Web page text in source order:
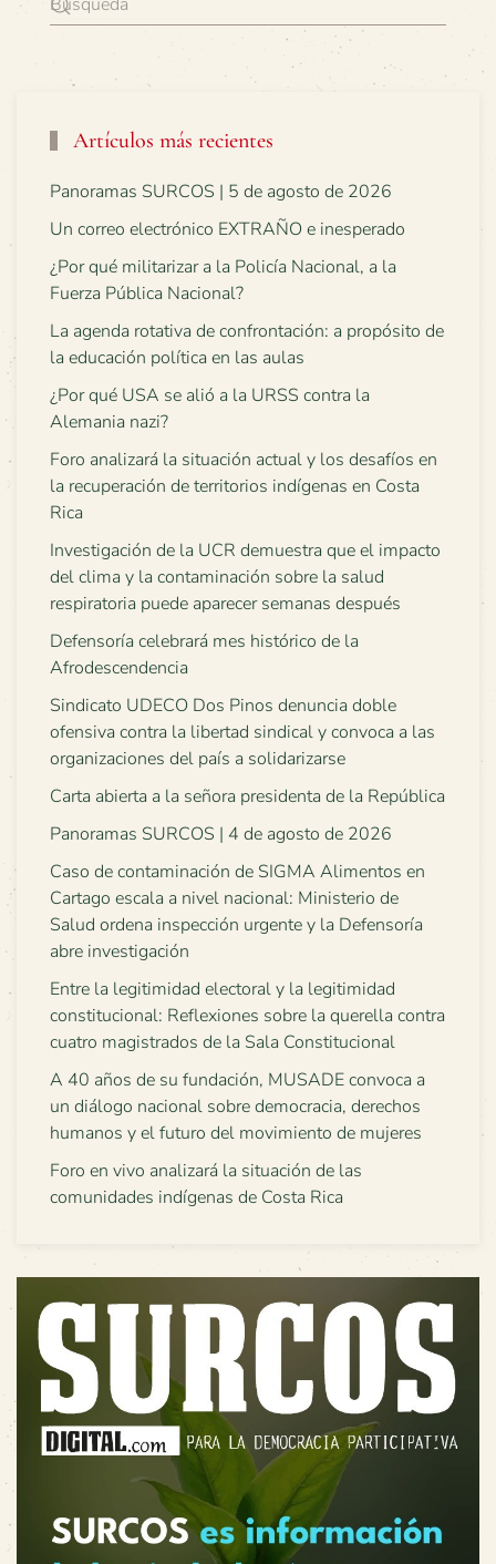
Artículos más recientes
Panoramas SURCOS | 5 de agosto de 2026
Un correo electrónico EXTRAÑO e inesperado
¿Por qué militarizar a la Policía Nacional, a la
Fuerza Pública Nacional?
La agenda rotativa de confrontación: a propósito de
la educación política en las aulas
¿Por qué USA se alió a la URSS contra la
Alemania nazi?
Foro analizará la situación actual y los desafíos en
la recuperación de territorios indígenas en Costa
Rica
Investigación de la UCR demuestra que el impacto
del clima y la contaminación sobre la salud
respiratoria puede aparecer semanas después
Defensoría celebrará mes histórico de la
Afrodescendencia
Sindicato UDECO Dos Pinos denuncia doble
ofensiva contra la libertad sindical y convoca a las
organizaciones del país a solidarizarse
Carta abierta a la señora presidenta de la República
Panoramas SURCOS | 4 de agosto de 2026
Caso de contaminación de SIGMA Alimentos en
Cartago escala a nivel nacional: Ministerio de
Salud ordena inspección urgente y la Defensoría
abre investigación
Entre la legitimidad electoral y la legitimidad
constitucional: Reflexiones sobre la querella contra
cuatro magistrados de la Sala Constitucional
A 40 años de su fundación, MUSADE convoca a
un diálogo nacional sobre democracia, derechos
humanos y el futuro del movimiento de mujeres
Foro en vivo analizará la situación de las
comunidades indígenas de Costa Rica